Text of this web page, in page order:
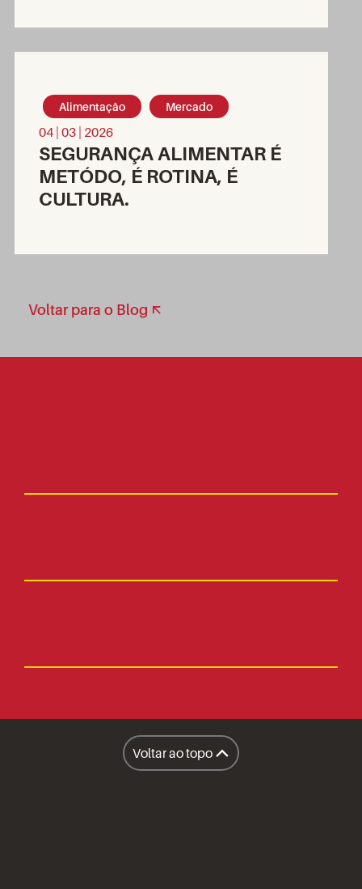
Alimentação Mercado
04 | 03 | 2026
SEGURANÇA ALIMENTAR É
METÓDO, É ROTINA, É
CULTURA.
Voltar para o Blog
Lanchonete Móvel
RestaurantesVoltar ao topo